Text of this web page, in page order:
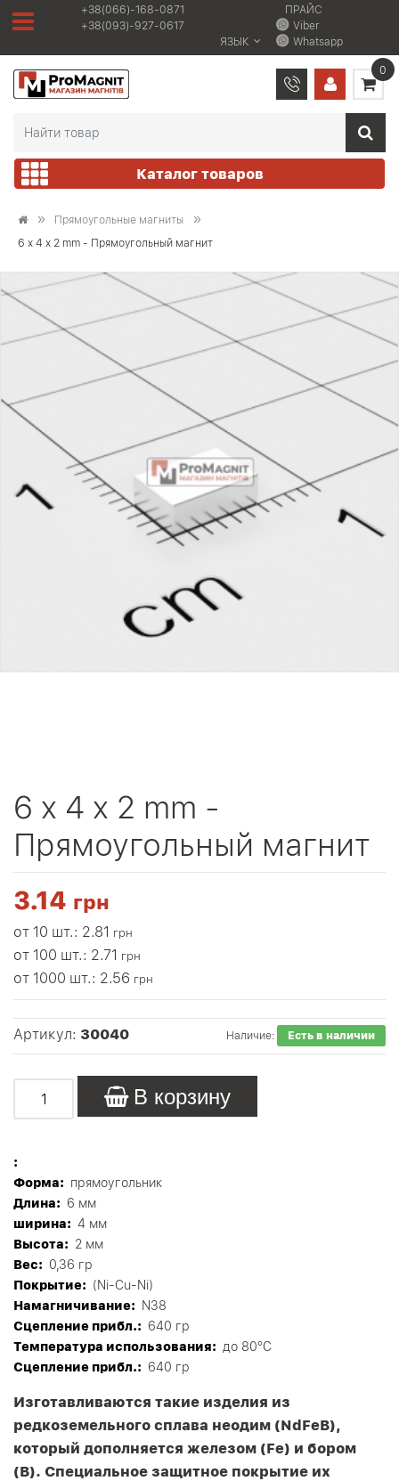
+38(066)-168-0871
+38(093)-927-0617
ЯЗЫК
ПРАЙС
Viber
Whatsapp
Каталог товаров
0
Прямоугольные магниты
6 x 4 x 2 mm - Прямоугольный магнит
6 x 4 x 2 mm -
Прямоугольный магнит
3.14 грн
от 10 шт.: 2.81 грн
от 100 шт.: 2.71 грн
от 1000 шт.: 2.56 грн
Артикул: 30040 Наличие: Есть в наличии
В корзину
:
Форма: прямоугольник
Длина: 6 мм
ширина: 4 мм
Высота: 2 мм
Вес: 0,36 гр
Покрытие: (Ni-Cu-Ni)
Намагничивание:
N38
Сцепление прибл.: 640 гр
Tемпература использования: до 80°C
Сцепление прибл.: 640 гр
Изготавливаются такие изделия из
редкоземельного сплава неодим (NdFeB),
который дополняется железом (Fe) и бором
(B). Специальное защитное покрытие их